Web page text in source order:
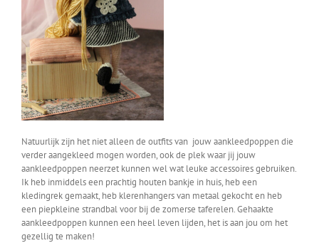
Natuurlijk zijn het niet alleen de outfits van jouw aankleedpoppen die
verder aangekleed mogen worden, ook de plek waar jij jouw
aankleedpoppen neerzet kunnen wel wat leuke accessoires gebruiken.
Ik heb inmiddels een prachtig houten bankje in huis, heb een
kledingrek gemaakt, heb klerenhangers van metaal gekocht en heb
een piepkleine strandbal voor bij de zomerse taferelen. Gehaakte
aankleedpoppen kunnen een heel leven lijden, het is aan jou om het
gezellig te maken!